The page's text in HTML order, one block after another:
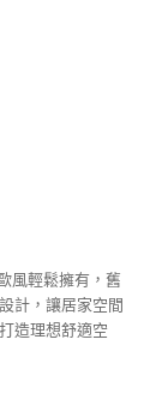
風輕鬆擁有，舊
計，讓居家空間
造理想舒適空